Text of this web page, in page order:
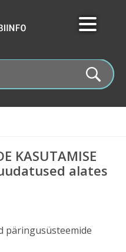
KASUTAMISE
alates
päringusüsteemide